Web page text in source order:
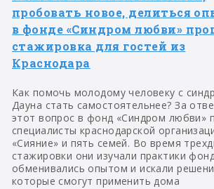
пробовать новое, делиться
в фонде «Синдром любви»
стажировка для гостей из
Краснодара
Как помочь молодому человеку с
Дауна стать самостоятельнее? За
этот вопрос в фонд «Синдром любви»
специалисты краснодарской
«Сияние» и пять семей. Во время
стажировки они изучали практики
обменивались опытом и искали
которые смогут применить дома